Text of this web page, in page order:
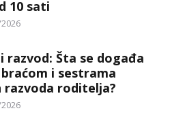
10 sati
razvod: Šta se događa
i sestrama
razvoda roditelja?